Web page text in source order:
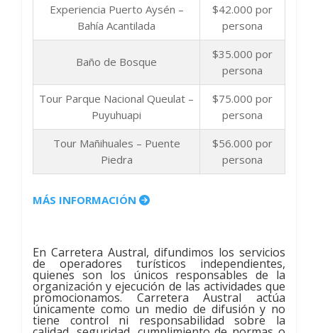
Experiencia Puerto Aysén –
Bahía Acantilada
$42.000 por
persona
Baño de Bosque
$35.000 por
persona
Tour Parque Nacional Queulat –
Puyuhuapi
$75.000 por
persona
Tour Mañihuales – Puente
Piedra
$56.000 por
persona
MÁS INFORMACIÓN
En Carretera Austral, difundimos los servicios
de operadores turísticos independientes,
quienes son los únicos responsables de la
organización y ejecución de las actividades que
promocionamos. Carretera Austral actúa
únicamente como un medio de difusión y no
tiene control ni responsabilidad sobre la